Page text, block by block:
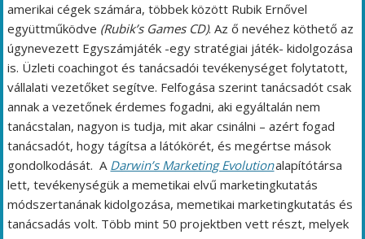
amerikai cégek számára, többek között Rubik Ernővel
együttműködve (Rubik’s Games CD). Az ő nevéhez köthető az
úgynevezett Egyszámjáték -egy stratégiai játék- kidolgozása
is. Üzleti coachingot és tanácsadói tevékenységet folytatott,
vállalati vezetőket segítve. Felfogása szerint tanácsadót csak
annak a vezetőnek érdemes fogadni, aki egyáltalán nem
tanácstalan, nagyon is tudja, mit akar csinálni – azért fogad
tanácsadót, hogy tágítsa a látókörét, és megértse mások
gondolkodását. A Darwin’s Marketing Evolutionalapítótársa
lett, tevékenységük a memetikai elvű marketingkutatás
módszertanának kidolgozása, memetikai marketingkutatás és
tanácsadás volt. Több mint 50 projektben vett részt, melyek